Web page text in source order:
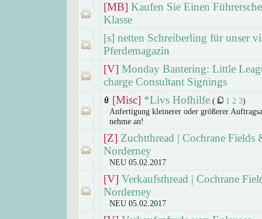
[MB] Kaufen Sie Einen
Klasse
[s] netten Schreiberling für unser
Pferdemagazin
[V] Monday Bantering: Little
charge Consultant Signings
[Misc] *Livs Hofhilfe ( 1 2 3)
Anfertigung kleinerer oder größerer
nehme an!
[Z] Zuchtthread | Cochrane Fields
Norderney
NEU 05.02.2017
[V] Verkaufsthread | Cochrane
Norderney
NEU 05.02.2017